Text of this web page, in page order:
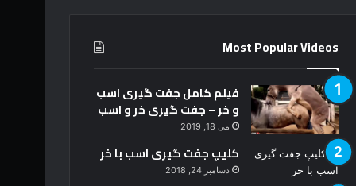
Most Popular Videos
فیلم کامل جفت گیری اسب
و خر – جفت گیری خر و اسب
می 18, 2019
کلیپ جفت گیری اسب با خر
دسامبر 24, 2018